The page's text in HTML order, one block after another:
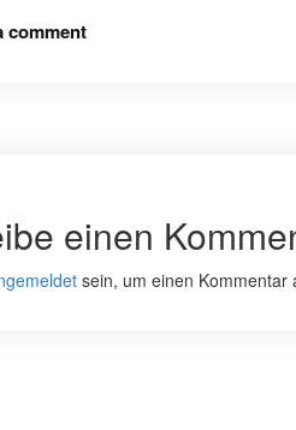
comment
einen
sein, um einen Kommentar